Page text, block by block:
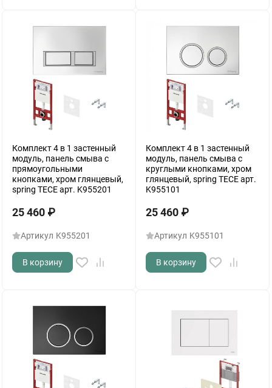
Комплект 4 в 1 застенный
модуль, панель смыва с
прямоугольными
кнопками, хром глянцевый,
spring TECE арт. K955201
25 460 ₽
Артикул K955201
В корзину
Комплект 4 в 1 застенный
модуль, панель смыва с
круглыми кнопками, хром
глянцевый, spring TECE арт.
K955101
25 460 ₽
Артикул K955101
В корзину